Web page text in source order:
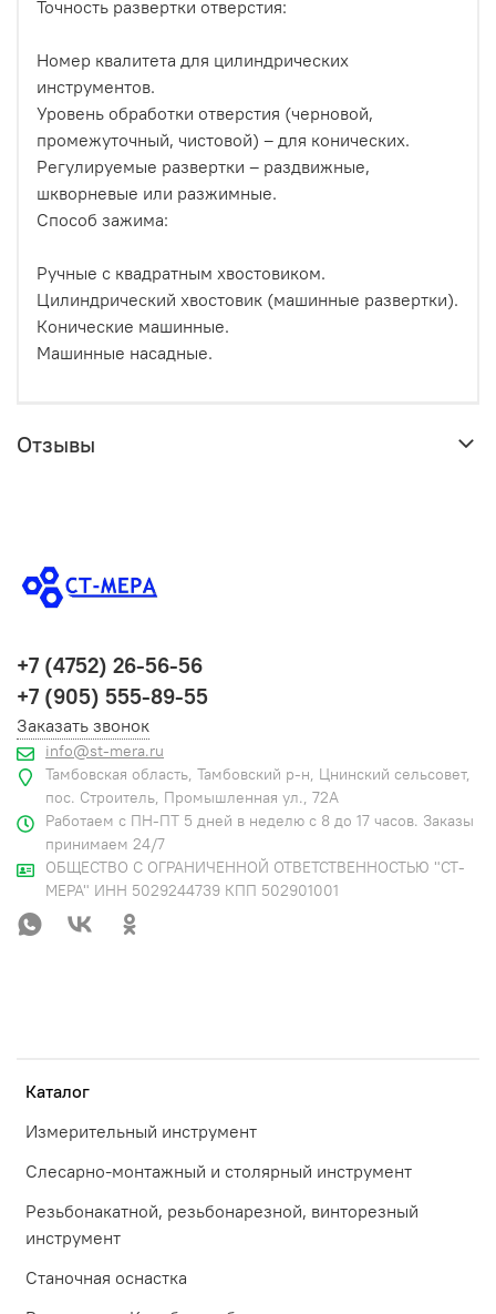
Точность развертки отверстия:
Номер квалитета для цилиндрических
инструментов.
Уровень обработки отверстия (черновой,
промежуточный, чистовой) – для конических.
Регулируемые развертки – раздвижные,
шкворневые или разжимные.
Способ зажима:
Ручные с квадратным хвостовиком.
Цилиндрический хвостовик (машинные развертки).
Конические машинные.
Машинные насадные.
Отзывы
Каталог
Измерительный инструмент
Слесарно-монтажный и столярный инструмент
Резьбонакатной, резьбонарезной, винторезный
инструмент
Станочная оснастка
+7 (4752) 26-56-56
+7 (905) 555-89-55
Заказать звонок
info@st-mera.ru
Тамбовская область, Тамбовский р-н, Цнинский сельсовет,
пос. Строитель, Промышленная ул., 72А
Работаем с ПН-ПТ 5 дней в неделю с 8 до 17 часов. Заказы
принимаем 24/7
ОБЩЕСТВО С ОГРАНИЧЕННОЙ ОТВЕТСТВЕННОСТЬЮ "СТ-
МЕРА" ИНН 5029244739 КПП 502901001